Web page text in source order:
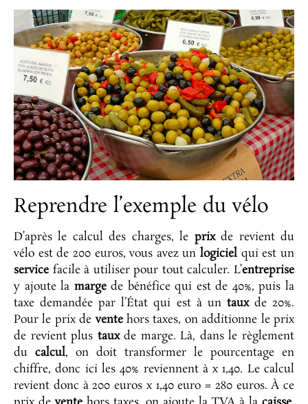
Reprendre l’exemple du vélo
D’après le calcul des charges, le prixde revient du
vélo est de 200 euros, vous avez unlogiciel qui est un
servicefacile à utiliser pour tout calculer. L’entreprise
y ajoute la margede bénéfice qui est de 40%, puis la
taxe demandée par l’État qui est à untauxde 20%.
Pour le prix deventehors taxes, on additionne le prix
de revient plus tauxde marge. Là, dans le règlement
du calcul, on doit transformer le pourcentage en
chiffre, donc ici les 40% reviennent à x 1,40. Le calcul
revient donc à 200 euros x 1,40 euro = 280 euros. À ce